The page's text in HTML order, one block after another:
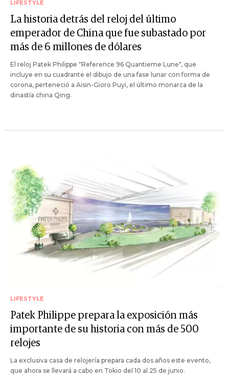
LIFESTYLE
La historia detrás del reloj del último
emperador de China que fue subastado por
más de 6 millones de dólares
El reloj Patek Philippe "Reference 96 Quantieme Lune", que
incluye en su cuadrante el dibujo de una fase lunar con forma de
corona, perteneció a Aisin-Gioro Puyi, el último monarca de la
dinastía china Qing.
LIFESTYLE
Patek Philippe prepara la exposición más
importante de su historia con más de 500
relojes
La exclusiva casa de relojería prepara cada dos años este evento,
que ahora se llevará a cabo en Tokio del 10 al 25 de junio.